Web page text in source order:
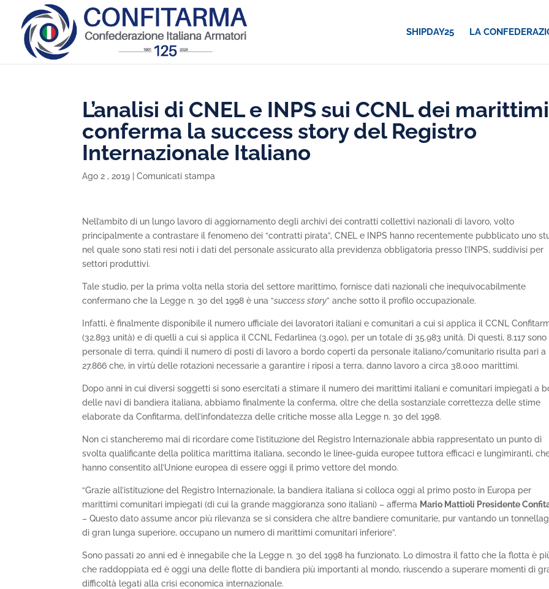
SHIPDAY25 LA
L’analisi di CNEL e INPS sui CCNL dei marittimi
conferma la success story del Registro
Internazionale Italiano
Ago 2 , 2019 |Comunicati stampa
Nell’ambito di un lungo lavoro di aggiornamento degli archivi dei contratti collettivi nazionali di lavoro, volto
principalmente a contrastare il fenomeno dei “contratti pirata”, CNEL e INPS hanno recentemente pubblicato uno
nel quale sono stati resi noti i dati del personale assicurato alla previdenza obbligatoria presso l’INPS, suddivisi per
settori produttivi.
Tale studio, per la prima volta nella storia del settore marittimo, fornisce dati nazionali che inequivocabilmente
confermano che la Legge n. 30 del 1998 è una “success story” anche sotto il profilo occupazionale.
Infatti, è finalmente disponibile il numero ufficiale dei lavoratori italiani e comunitari a cui si applica il CCNL
(32.893 unità) e di quelli a cui si applica il CCNL Fedarlinea (3.090), per un totale di 35.983 unità. Di questi, 8.117 sono
personale di terra, quindi il numero di posti di lavoro a bordo coperti da personale italiano/comunitario risulta pari a
27.866 che, in virtù delle rotazioni necessarie a garantire i riposi a terra, danno lavoro a circa 38.000 marittimi.
Dopo anni in cui diversi soggetti si sono esercitati a stimare il numero dei marittimi italiani e comunitari impiegati a
delle navi di bandiera italiana, abbiamo finalmente la conferma, oltre che della sostanziale correttezza delle stime
elaborate da Confitarma, dell’infondatezza delle critiche mosse alla Legge n. 30 del 1998.
Non ci stancheremo mai di ricordare come l’istituzione del Registro Internazionale abbia rappresentato un punto di
svolta qualificante della politica marittima italiana, secondo le linee-guida europee tuttora efficaci e lungimiranti,
hanno consentito all’Unione europea di essere oggi il primo vettore del mondo.
“Grazie all’istituzione del Registro Internazionale, la bandiera italiana si colloca oggi al primo posto in Europa per
marittimi comunitari impiegati (di cui la grande maggioranza sono italiani) – afferma Mario Mattioli Presidente
– Questo dato assume ancor più rilevanza se si considera che altre bandiere comunitarie, pur vantando un
di gran lunga superiore, occupano un numero di marittimi comunitari inferiore”.
Sono passati 20 anni ed è innegabile che la Legge n. 30 del 1998 ha funzionato. Lo dimostra il fatto che la flotta è
che raddoppiata ed è oggi una delle flotte di bandiera più importanti al mondo, riuscendo a superare momenti di
difficoltà legati alla crisi economica internazionale.